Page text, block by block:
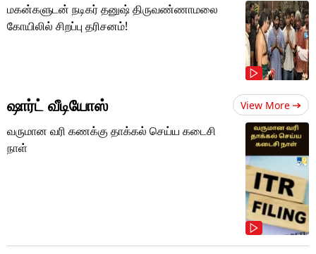
மகன்களுடன் நடிகர் தனுஷ் திருவண்ணாமலை
கோயிலில் சிறப்பு தரிசனம்!
ஷார்ட் வீடியோஸ் View More
வருமான வரி கணக்கு தாக்கல் செய்ய கடைசி
நாள்